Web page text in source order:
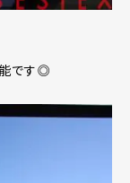
です◎